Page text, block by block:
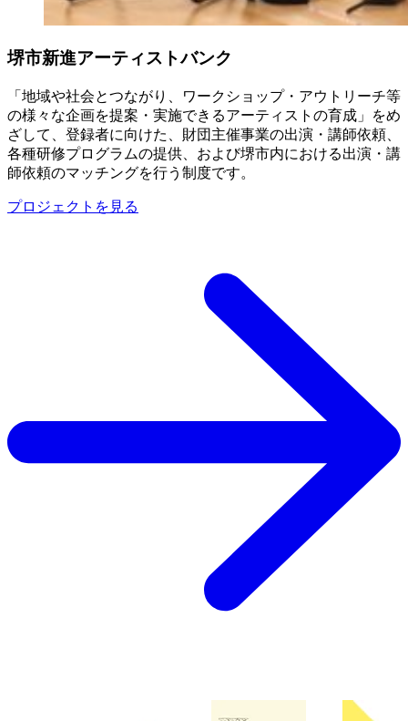
堺市新進アーティストバンク
「地域や社会とつながり、ワークショップ・アウトリーチ等
の様々な企画を提案・実施できるアーティストの育成」をめ
ざして、登録者に向けた、財団主催事業の出演・講師依頼、
各種研修プログラムの提供、および堺市内における出演・講
師依頼のマッチングを行う制度です。
プロジェクトを見る